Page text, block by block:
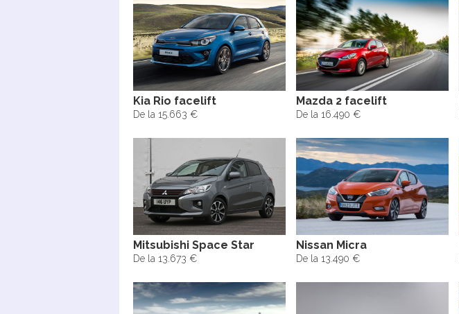
Kia Rio facelift
De la 15.663 €
Mazda 2 facelift
De la 16.490 €
Mitsubishi Space Star
De la 13.673 €
Nissan Micra
De la 13.490 €